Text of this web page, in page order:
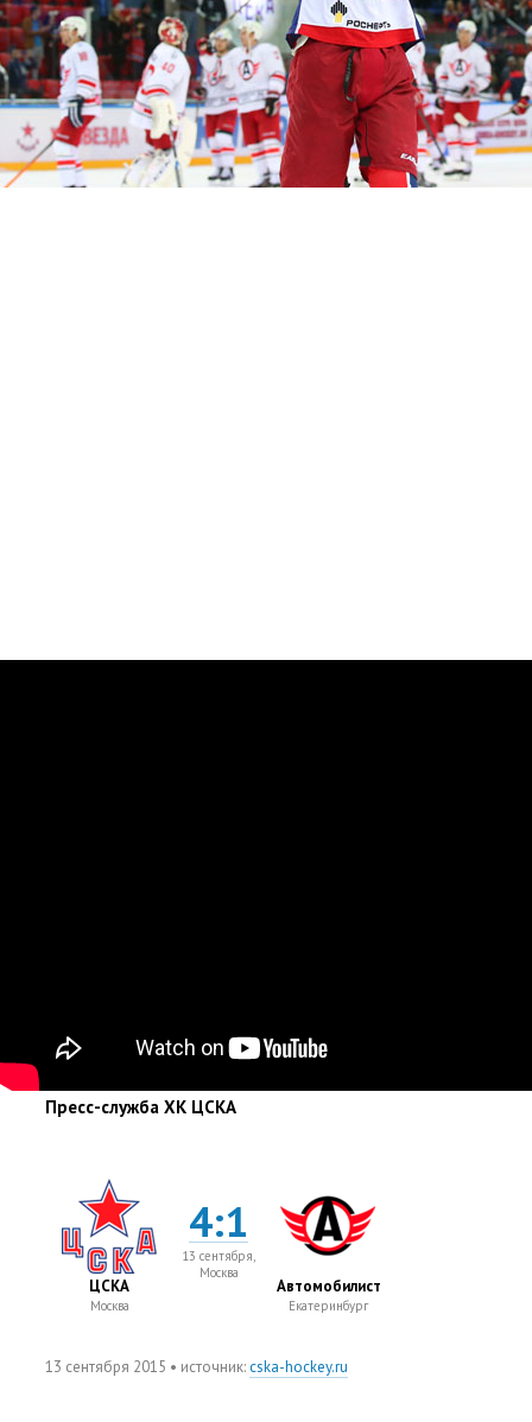
Пресс-служба ХК ЦСКА
ЦСКА
Москва
4:1
13 сентября,
Москва
Автомобилист
Екатеринбург
13 сентября 2015 • источник:cska-hockey.ru